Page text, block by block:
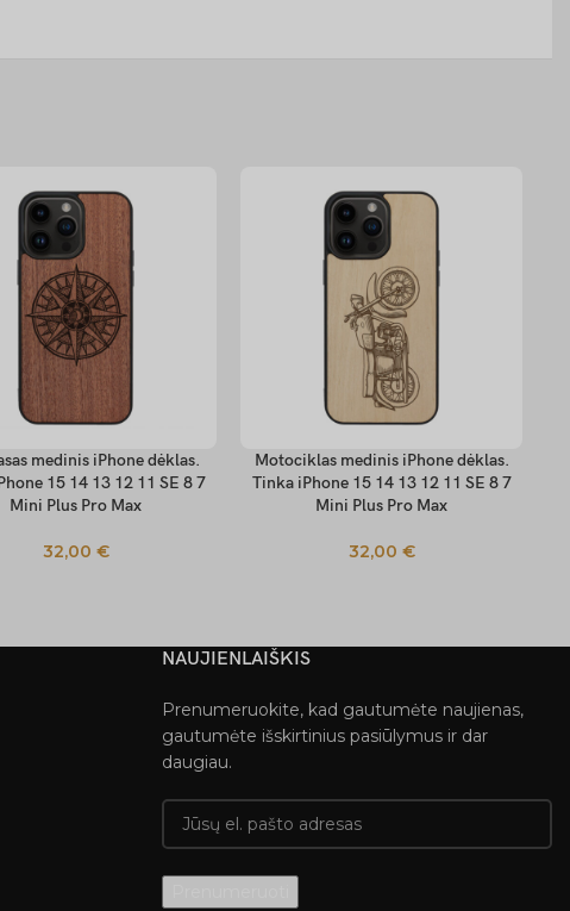
SAVYBES
medinis iPhone dėklas.
15 14 13 12 11 SE 8 7
Mini Plus Pro Max
32,00 €
PASIRINKTI SAVYBES
Motociklas medinis iPhone dėklas.
Tinka iPhone 15 14 13 12 11 SE 8 7
Mini Plus Pro Max
32,00 €
NAUJIENLAIŠKIS
Prenumeruokite, kad gautumėte naujienas,
gautumėte išskirtinius pasiūlymus ir dar
daugiau.